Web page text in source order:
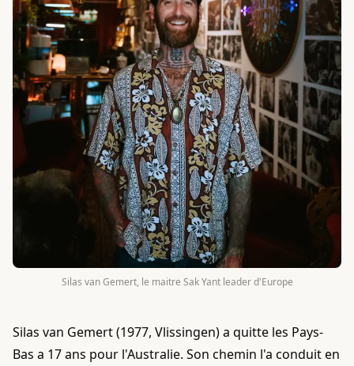
Silas van Gemert, le maitre Sak Yant leader d'Europe
Silas van Gemert (1977, Vlissingen) a quitte les Pays-
Bas a 17 ans pour l'Australie. Son chemin l'a conduit en